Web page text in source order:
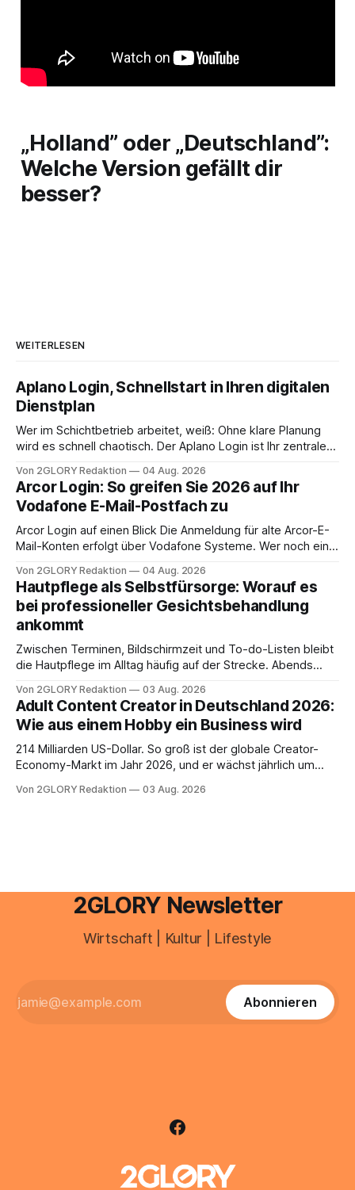
„Holland” oder „Deutschland”:
Welche Version gefällt dir
besser?
WEITERLESEN
Aplano Login, Schnellstart in Ihren digitalen
Dienstplan
Wer im Schichtbetrieb arbeitet, weiß: Ohne klare Planung
wird es schnell chaotisch. Der Aplano Login ist Ihr zentraler
abwesenheiten und die gesamte kommunikation rund um
Ihr personal digital zu organisieren. In diesem Leitfaden
erfahren Sie alles, was Sie für einen reibungslosen Einstieg
brauchen, von der Registrierung
Von 2GLORY Redaktion 04 Aug. 2026
Arcor Login: So greifen Sie 2026 auf Ihr
Vodafone E-Mail-Postfach zu
Arcor Login auf einen Blick Die Anmeldung für alte Arcor-E-
Mail-Konten erfolgt über Vodafone Systeme. Wer noch eine
besitzt, loggt sich heute über das Vodafone E-Mail & Cloud
Portal ein. Der klassische Arcor Login über mail.
Von 2GLORY Redaktion 04 Aug. 2026
Hautpflege als Selbstfürsorge: Worauf es
bei professioneller Gesichtsbehandlung
ankommt
Zwischen Terminen, Bildschirmzeit und To-do-Listen bleibt
die Hautpflege im Alltag häufig auf der Strecke. Abends
Drogerie – mehr ist zeitlich oft nicht drin. Dabei reagiert die
Haut empfindlich auf Stress, Schlafmangel und
Umwelteinflüsse: Sie wirkt müde, spannt oder neigt zu
Unreinheiten. Professionelle
Von 2GLORY Redaktion 03 Aug. 2026
Adult Content Creator in Deutschland 2026:
Wie aus einem Hobby ein Business wird
214 Milliarden US-Dollar. So groß ist der globale Creator-
Economy-Markt im Jahr 2026, und er wächst jährlich um
ist längst ein ernstzunehmender Wirtschaftszweig. Weltweit
Von 2GLORY Redaktion 03 Aug. 2026
2GLORY Newsletter
Wirtschaft | Kultur | Lifestyle
Abonnieren